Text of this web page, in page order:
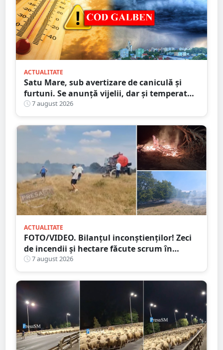
ACTUALITATE
Satu Mare, sub avertizare de caniculă și
furtuni. Se anunță vijelii, dar și temperaturi
ridicate. Avertizarea ANM
7 august 2026
ACTUALITATE
FOTO/VIDEO. Bilanțul inconștienților! Zeci
de incendii și hectare făcute scrum în
județul Satu Mare
7 august 2026